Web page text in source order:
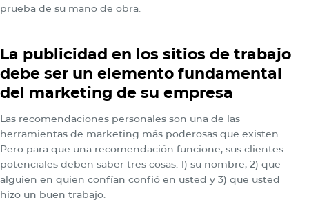
prueba de su mano de obra.
La publicidad en los sitios de trabajo
debe ser un elemento fundamental
del marketing de su empresa
Las recomendaciones personales son una de las
herramientas de marketing más poderosas que existen.
Pero para que una recomendación funcione, sus clientes
potenciales deben saber tres cosas: 1) su nombre, 2) que
alguien en quien confían confió en usted y 3) que usted
hizo un buen trabajo.